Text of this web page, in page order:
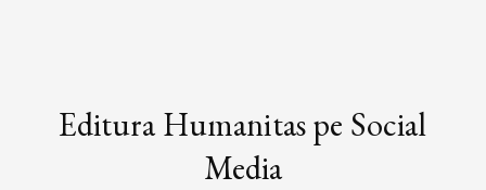
Editura Humanitas pe Social
Media